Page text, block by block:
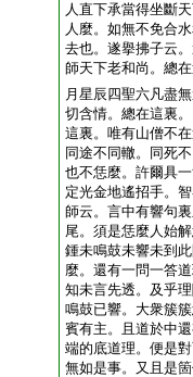
人直下承當得坐斷
人麼。如無不免合
去也。遂擧拂子云
師天下老和尚。總
月星辰四聖六凡盡
切含情。總在這裏
這裏。唯有山僧不
同途不同轍。同死
也不恁麼。許爾具
定光金地遙招手。
師云。言中有響句
尾。須是恁麼人始
鍾未鳴鼓未響未到
麼。還有一問一答
知未言先透。及乎
鳴鼓已響。大衆簇
賓有主。且道於中
端的底道理。便是
無如是事。又且是